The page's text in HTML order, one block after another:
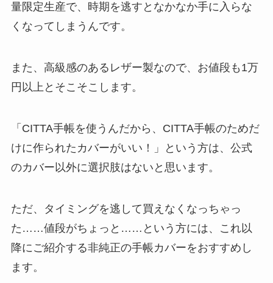
量限定生産で、時期を逃すとなかなか手に入らな
くなってしまうんです。
また、高級感のあるレザー製なので、お値段も 1万
円以上 とそこそこします。
「CITTA手帳を使うんだから、CITTA手帳のためだ
けに作られたカバーがいい！」という方は、公式
のカバー以外に選択肢はないと思います。
ただ、タイミングを逃して買えなくなっちゃっ
た……値段がちょっと……という方には、これ以
降にご紹介する非純正の手帳カバーをおすすめし
ます。